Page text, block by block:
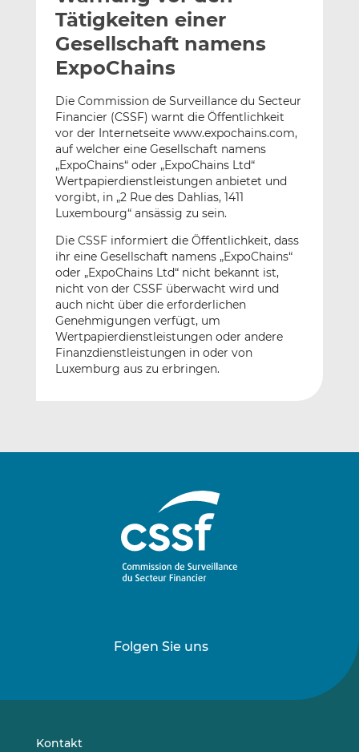
a
n
n
k
e
n
t
e
i
l
e
n
c
e
b
k
t
e
i
l
e
n
Tätigkeiten einer
Gesellschaft namens
ExpoChains
Die Commission de Surveillance du Secteur
Financier (CSSF) warnt die Öffentlichkeit
vor der Internetseite www.expochains.com,
auf welcher eine Gesellschaft namens
„ExpoChains“ oder „ExpoChains Ltd“
Wertpapierdienstleistungen anbietet und
vorgibt, in „2 Rue des Dahlias, 1411
Luxembourg“ ansässig zu sein.
Die CSSF informiert die Öffentlichkeit, dass
ihr eine Gesellschaft namens „ExpoChains“
oder „ExpoChains Ltd“ nicht bekannt ist,
nicht von der CSSF überwacht wird und
auch nicht über die erforderlichen
Genehmigungen verfügt, um
Wertpapierdienstleistungen oder andere
Finanzdienstleistungen in oder von
Luxemburg aus zu erbringen.
Folgen Sie uns
uns
uns
Kontakt